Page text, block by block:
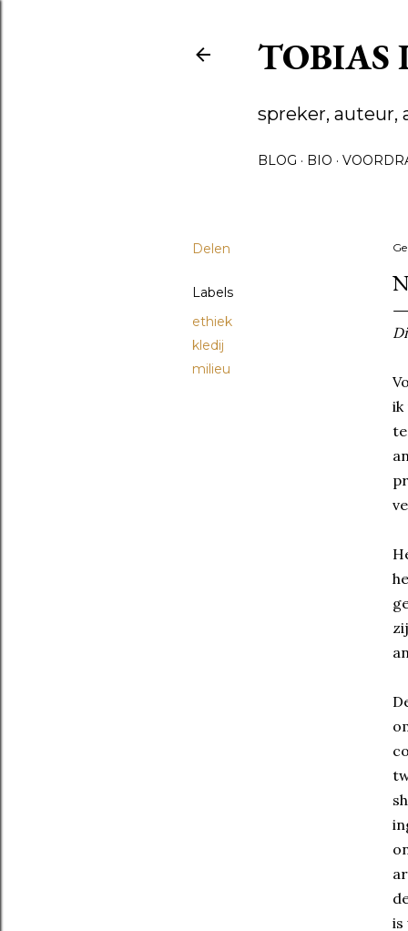
TOBIAS
spreker, auteur,
BLOG BIO
Delen
Labels
ethiek
kledij
milieu
ik
is